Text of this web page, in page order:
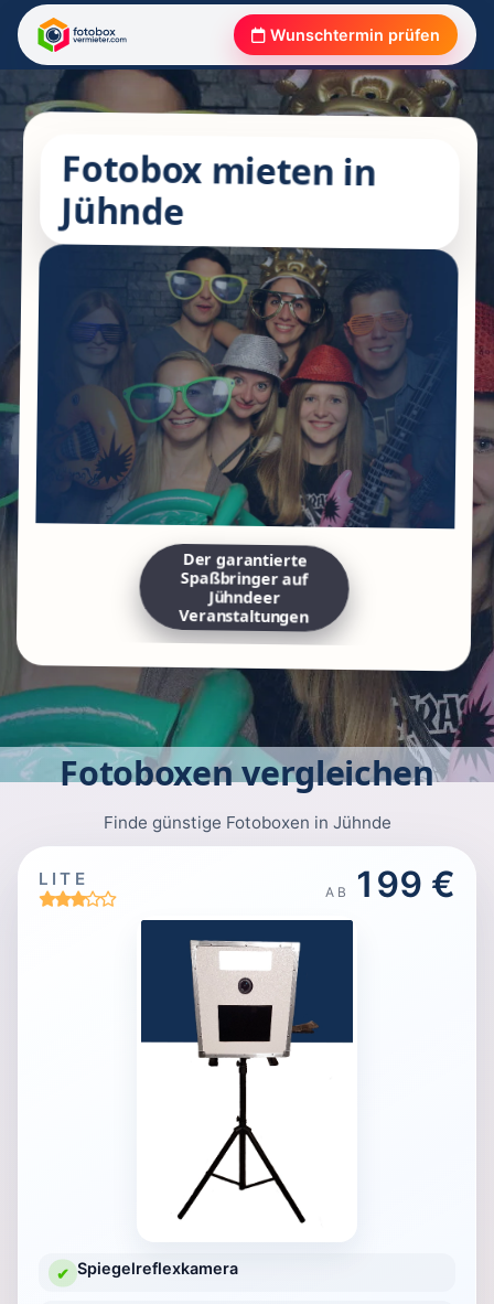
Wunschtermin prüfen
Fotobox mieten in
Jühnde
Der garantierte
Spaßbringer auf
Jühndeer
Veranstaltungen
Fotoboxen vergleichen
Finde günstige Fotoboxen in Jühnde
LITE
AB 199 €
✔ Spiegelreflexkamera